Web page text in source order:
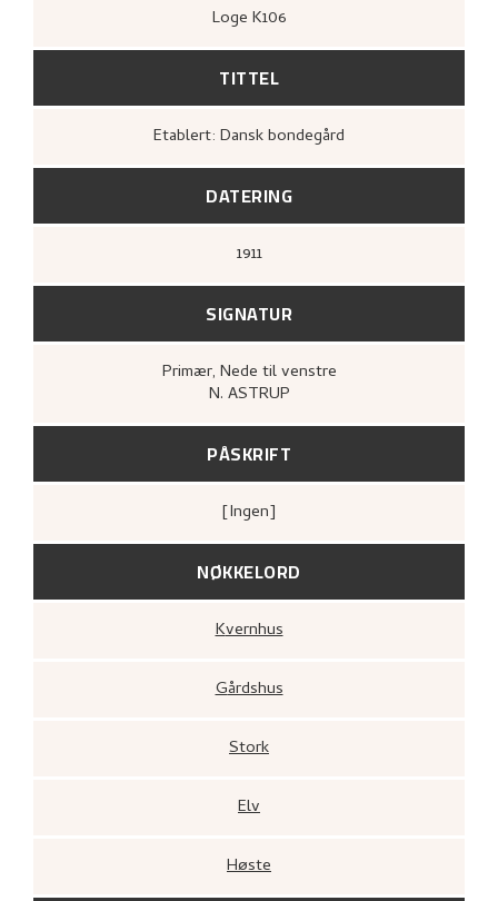
Loge K106
TITTEL
Etablert: Dansk bondegård
DATERING
1911
SIGNATUR
Primær, Nede til venstre
N. ASTRUP
PÅSKRIFT
[ingen]
NØKKELORD
Kvernhus
Gårdshus
Stork
Elv
Høste